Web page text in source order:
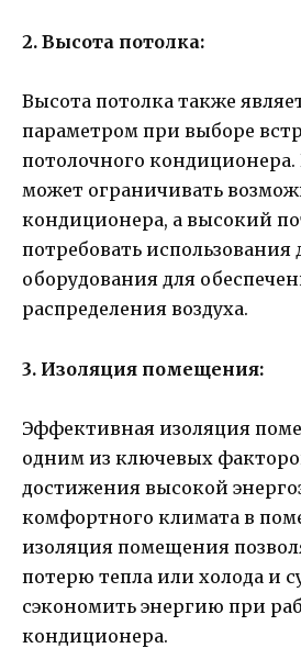
2. Высота потолка:
Высота потолка также
параметром при выборе
потолочного
может ограничивать
кондиционера, а высокий
потребовать
оборудования для
распределения воздуха.
3. Изоляция помещения:
Эффективная изоляция
одним из ключевых
достижения высокой
комфортного климата в
изоляция помещения
потерю тепла или холода и
сэкономить энергию при
кондиционера.